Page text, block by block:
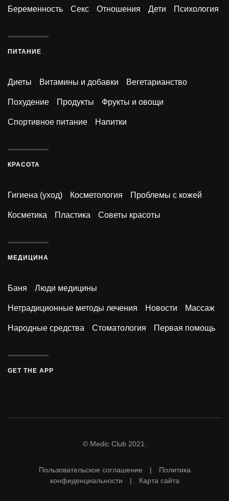
Беременность Секс Отношения Дети Психология
ПИТАНИЕ
Диеты Витамины и добавки Вегетарианство
Похудение Продукты Фрукты и овощи
Спортивное питание Напитки
КРАСОТА
Гигиена (уход) Косметология Проблемы с кожей
Косметика Пластика Советы красоты
МЕДИЦИНА
Баня Люди медицины
Нетрадиционные методы лечения Новости Массаж
Народные средства Стоматология Первая помощь
GET THE APP
© Medic Club 2021.
Пользовательское соглашение | Политика
конфиденциальности | Карта сайта